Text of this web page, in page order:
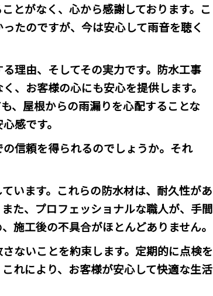
とがなく、心から感謝しております。こ
たのですが、今は安心して雨音を聴く
理由、そしてその実力です。防水工事
、お客様の心にも安心を提供します。
、屋根からの雨漏りを心配することな
感です。
信頼を得られるのでしょうか。それ
います。これらの防水材は、耐久性があ
た、プロフェッショナルな職人が、手間
施工後の不具合がほとんどありません。
ないことを約束します。定期的に点検を
れにより、お客様が安心して快適な生活